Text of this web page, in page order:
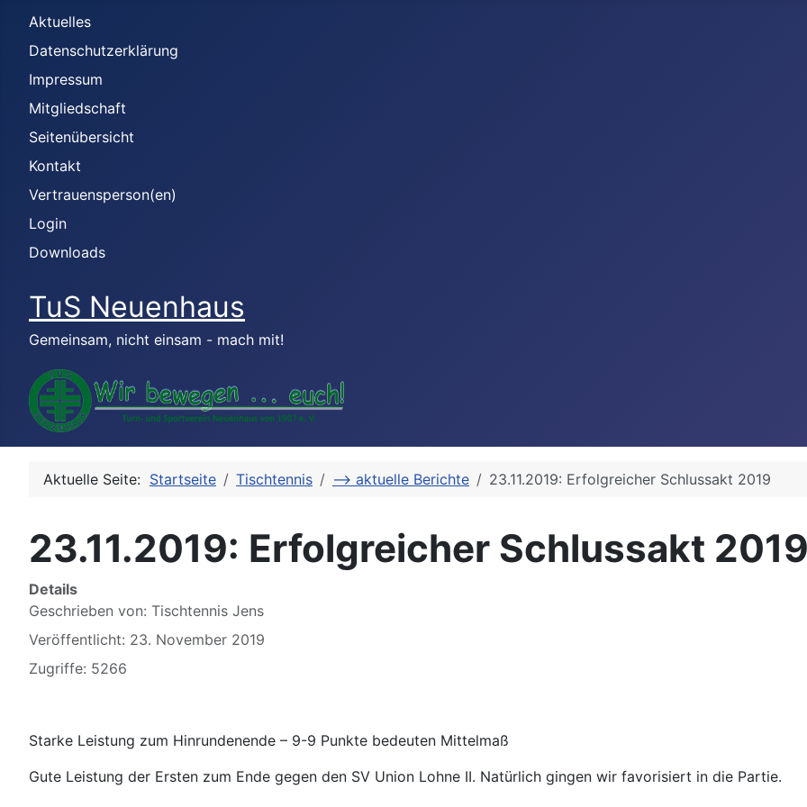
Aktuelles
Datenschutzerklärung
Impressum
Mitgliedschaft
Seitenübersicht
Kontakt
Vertrauensperson(en)
Login
Downloads
TuS Neuenhaus
Gemeinsam, nicht einsam - mach mit!
Aktuelle Seite: Startseite Tischtennis --> aktuelle Berichte 23.11.2019: Erfolgreicher Schlussakt 2019
23.11.2019: Erfolgreicher Schlussakt
Details
Geschrieben von: Tischtennis Jens
Veröffentlicht: 23. November 2019
Zugriffe: 5266
Starke Leistung zum Hinrundenende – 9-9 Punkte bedeuten Mittelmaß
Gute Leistung der Ersten zum Ende gegen den SV Union Lohne II. Natürlich gingen wir favorisiert in die Partie.